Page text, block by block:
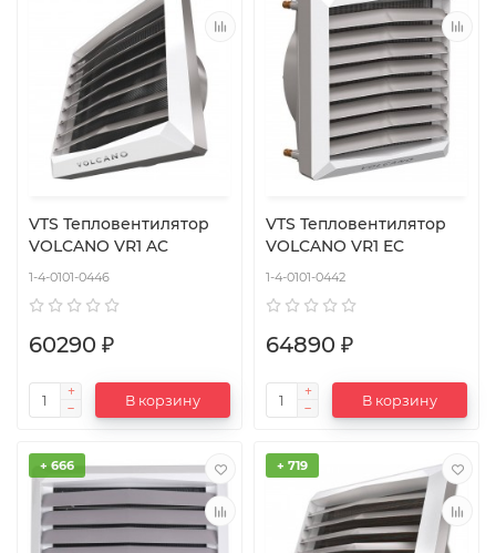
VTS Тепловентилятор
VOLCANO VR1 AC
1-4-0101-0446
60290 ₽
В корзину
VTS Тепловентилятор
VOLCANO VR1 EC
1-4-0101-0442
64890 ₽
В корзину
+ 666 + 719